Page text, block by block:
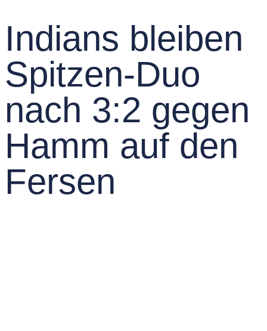
Indians bleiben
Spitzen-Duo
nach 3:2 gegen
Hamm auf den
Fersen